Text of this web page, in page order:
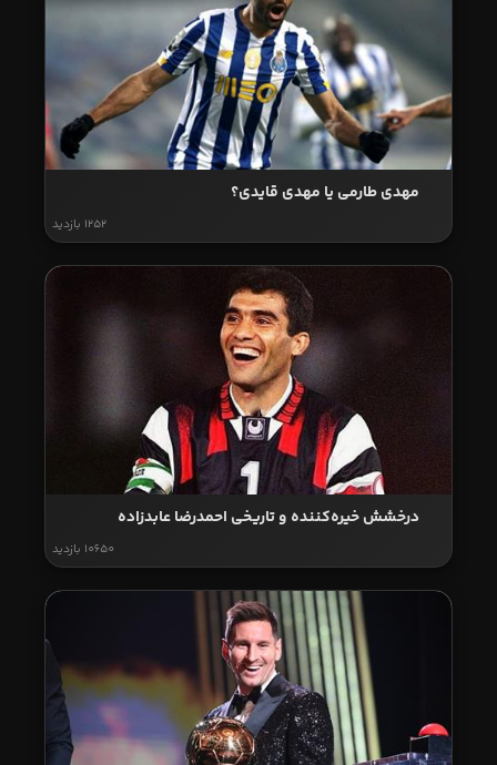
مهدی طارمی یا مهدی قایدی؟
1252 بازدید
درخشش خیره‌کننده و تاریخی احمدرضا عابدزاده
10650 بازدید